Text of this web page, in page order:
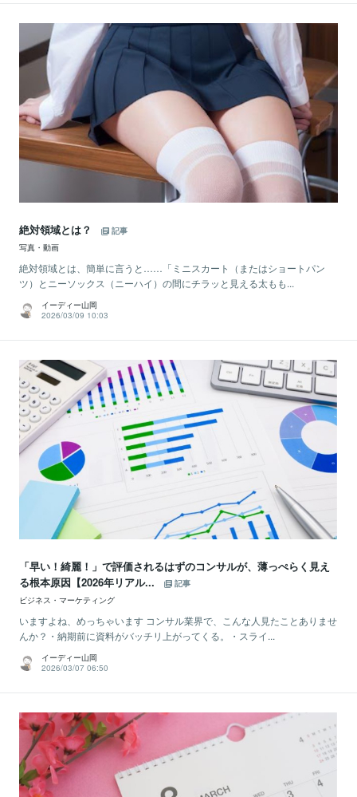
絶対領域とは？
記事
写真・動画
絶対領域とは、簡単に言うと……「ミニスカート（またはショートパン
ツ）とニーソックス（ニーハイ）の間にチラッと見える太もも...
イーディー山岡
2026/03/09 10:03
「早い！綺麗！」で評価されるはずのコンサルが、薄っぺらく見え
る根本原因【2026年リアル...
記事
ビジネス・マーケティング
いますよね、めっちゃいます コンサル業界で、こんな人見たことありませ
んか？・納期前に資料がバッチリ上がってくる。・スライ...
イーディー山岡
2026/03/07 06:50